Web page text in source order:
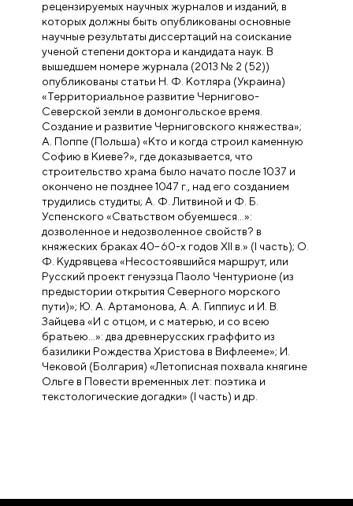
рецензируемых научных журналов и изданий, в
которых должны быть опубликованы основные
научные результаты диссертаций на соискание
ученой степени доктора и кандидата наук. В
вышедшем номере журнала (2013 № 2 (52))
опубликованы статьи Н. Ф. Котляра (Украина)
«Территориальное развитие Чернигово-
Cеверской земли в домонгольское время.
Создание и развитие Черниговского княжества»;
А. Поппе (Польша) «Кто и когда строил каменную
Софию в Киеве?», где доказывается, что
строительство храма было начато после 1037 и
окончено не позднее 1047 г., над его созданием
трудились студиты; А. Ф. Литвиной и Ф. Б.
Успенского «Cватьством обуемшеся…»:
дозволенное и недозволенное свойств? в
княжеских браках 40–60-х годов XII в.» (I часть); О.
Ф. Кудрявцева «Несостоявшийся маршрут, или
Русский проект генуэзца Паоло Чентурионе (из
предыстории открытия Северного морского
пути)»; Ю. А. Артамонова, А. А. Гиппиус и И. В.
Зайцева «И с отцом, и с матерью, и со всею
братьею…»: два древнерусских граффито из
базилики Рождества Христова в Вифлееме»; И.
Чековой (Болгария) «Летописная похвала княгине
Ольге в Повести временных лет: поэтика и
текстологические догадки» (I часть) и др.